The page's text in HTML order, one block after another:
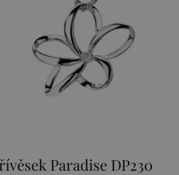
Stříbrný přívěsek Sunken